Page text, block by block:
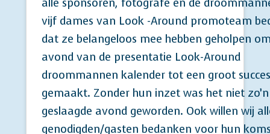
vijf dames van Look -Around promoteam
dat ze belangeloos mee hebben geholpen
avond van de presentatie Look-Around
droommannen kalender tot een groot
gemaakt. Zonder hun inzet was het niet zo’n
geslaagde avond geworden. Ook willen wij
genodigden/gasten bedanken voor hun